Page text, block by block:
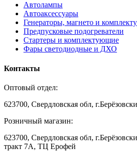
Автолампы
Автоаксессуары
Генераторы, магнето и
Предпусковые подогреватели
Стартеры и комплектующие
Фары светодиодные и ДХО
Контакты
Оптовый отдел:
623700, Свердловская обл,
Розничный магазин:
623700, Свердловская обл,
тракт 7А, ТЦ Ерофей